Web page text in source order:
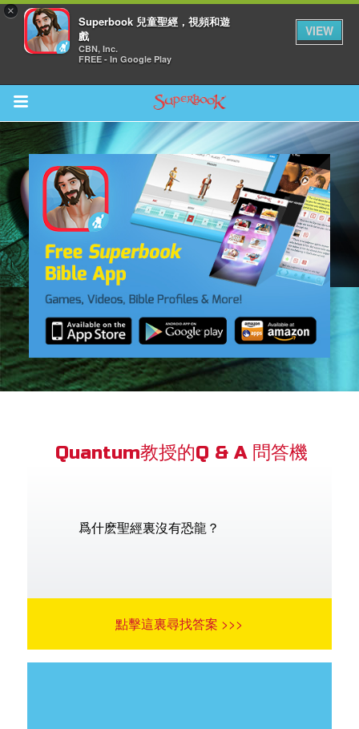
×
Superbook 兒童聖經，視頻和遊
戲
CBN, Inc.
FREE - In Google Play
VIEW
Return to Content
Bible App
Quantum教授的Q & A 問答機
爲什麽聖經裏沒有恐龍？
點擊這裏尋找答案 >>>